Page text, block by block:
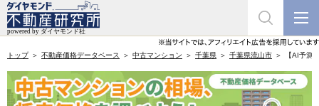
トップ 不動産価格データベース 中古マンション 千葉県 千葉県流山市 【AI予測